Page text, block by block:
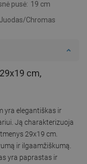
pusė: 19 cm
Juodas/Chromas
cm,
yra elegantiškas ir
Ją charakterizuoja
29x19 cm.
ir ilgaamžiškumą.
yra paprastas ir